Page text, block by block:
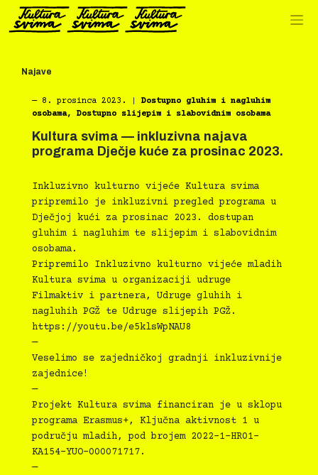
Preskoči
sadržaj
Najave
― 8. prosinca 2023.
Dostupno gluhim i nagluhim
osobama, Dostupno slijepim i slabovidnim osobama
Kultura svima — inkluzivna najava
programa Dječje kuće za prosinac 2023.
Inkluzivno kulturno vijeće Kultura svima
pripremilo je inkluzivni pregled programa u
Dječjoj kući za prosinac 2023. dostupan
gluhim i nagluhim te slijepim i slabovidnim
osobama.
Pripremilo Inkluzivno kulturno vijeće mladih
Kultura svima u organizaciji udruge
Filmaktiv i partnera, Udruge gluhih i
nagluhih PGŽ te Udruge slijepih PGŽ.
https://youtu.be/e5klsWpNAU8
—
Veselimo se zajedničkoj gradnji inkluzivnije
zajednice!
—
Projekt Kultura svima financiran je u sklopu
programa Erasmus+, Ključna aktivnost 1 u
području mladih, pod brojem 2022-1-HR01-
KA154-YUO-000071717.
—